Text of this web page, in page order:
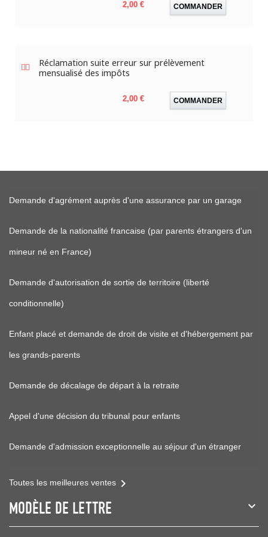
Prix
2,00 € COMMANDER
Réclamation suite erreur sur prélèvement
mensualisé des impôts
Prix
2,00 € COMMANDER
Demande d'agrément auprès d'une assurance par un garage
Demande de la nationalité francaise (par parents étrangers d'un
mineur né en France)
Demande d'autorisation de sortie de territoire (liberté
conditionnelle)
Enfant placé et demande de droit de visite et d'hébergement par
les grands-parents
Demande de décalage de départ à la retraite
Appel d'une décision du tribunal pour enfants
Demande d'admission exceptionnelle au séjour d'un étranger
Toutes les meilleures ventes 
MODÈLE DE LETTRE